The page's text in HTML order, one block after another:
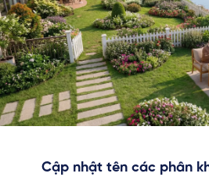
Cập nhật tên các phân